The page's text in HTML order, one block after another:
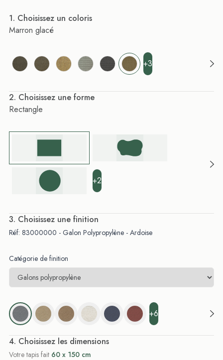
. Choisissez un coloris
Marron glacé
+3
. Choisissez une forme
Rectangle
+2
. Choisissez une finition
Réf: 83000000 - Galon Polypropylène - Ardoise
Catégorie de finition
+6
. Choisissez les dimensions
Votre tapis fait 60 x 150 cm